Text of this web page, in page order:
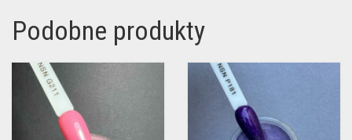
Podobne produkty